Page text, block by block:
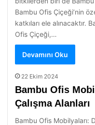
Bambu Ofis Çiçeği’nin
katkıları ele alınacaktır.
Ofis Çiçeği,…
Devamını Oku
22 Ekim 2024
Bambu Ofis
Çalışma Alanları
Bambu Ofis Mobilyaları: